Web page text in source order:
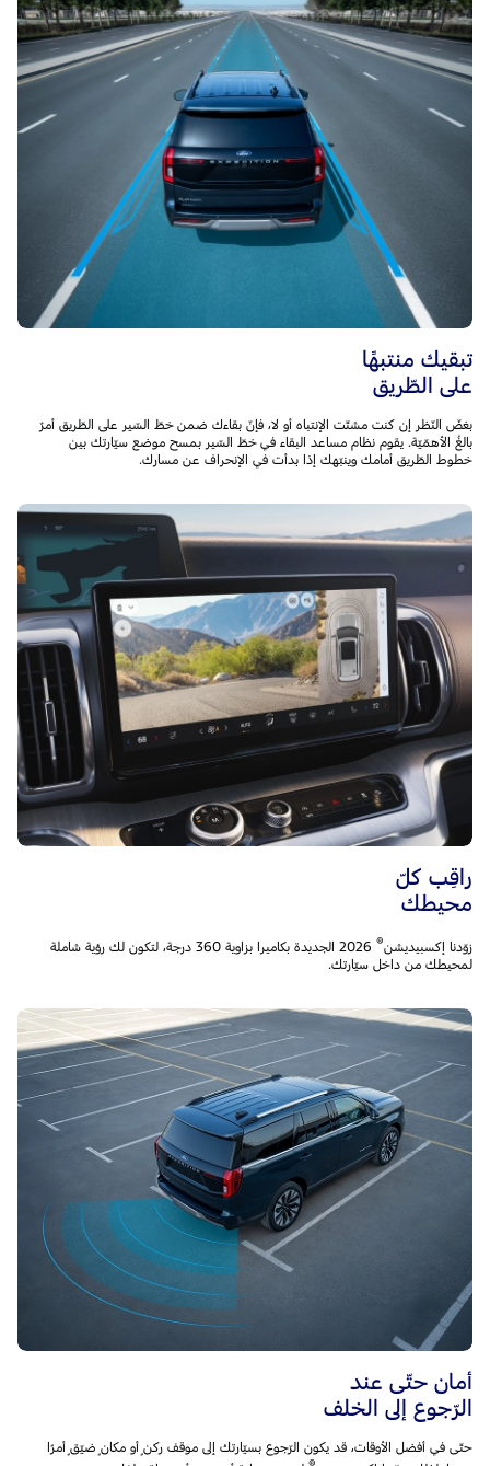
تبقيك منتبهًا
على الطّريق
بغضّ النّظر إن كنت مشتّت الإنتباه أو لا، فإنّ بقاءك ضمن خطّ السّير على الطّريق أمرٌ
بالغُ الأهمّيّة. يقوم نظام مساعد البقاء في خطّ السّير بمسح موضع سيّارتك بين
خطوط الطّريق أمامك وينبّهك إذا بدأت في الإنحراف عن مسارك.
راقِب كلّ
محيطك
زوّدنا إكسبيديشن®
2026 الجديدة بكاميرا بزاوية 360 درجة، لتكون لك رؤية شاملة
لمحيطك من داخل سيّارتك.
أمان حتّى عند
الرّجوع إلى الخلف
حتّى في أفضل الأوقات، قد يكون الرّجوع بسيّارتك إلى موقف ركنٍ أو مكانٍ ضيّقٍ أمرًا